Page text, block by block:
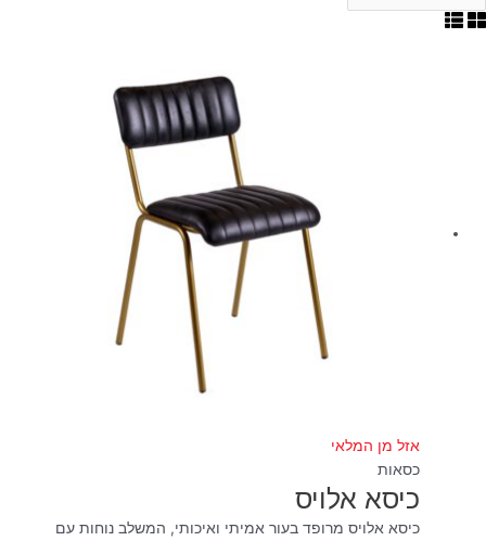
אזל מן המלאי
כסאות
כיסא אלויס
כיסא אלויס מרופד בעור אמיתי ואיכותי, המשלב נוחות עם